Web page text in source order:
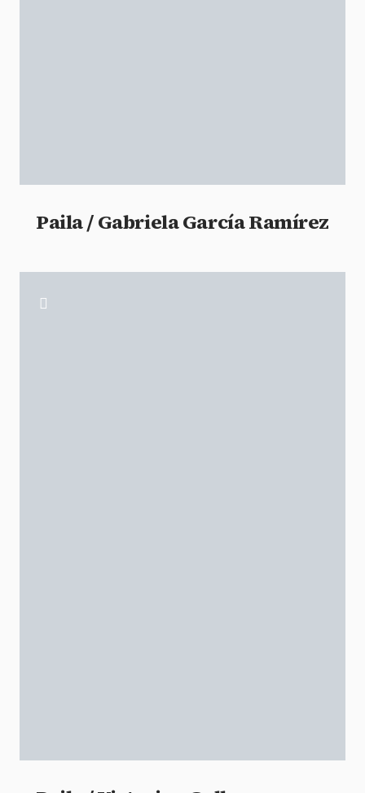
Paila / Gabriela García Ramírez